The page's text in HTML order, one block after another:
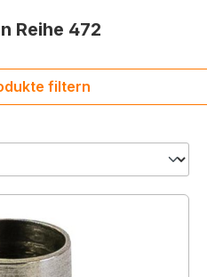
Reihe 472
filtern